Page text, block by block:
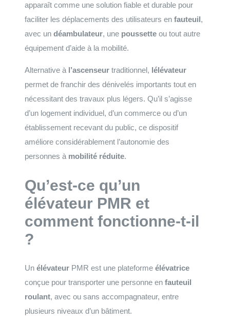
apparaît comme une solution fiable et durable pour
faciliter les déplacements des utilisateurs en fauteuil,
avec un déambulateur, une poussette ou tout autre
équipement d’aide à la mobilité.
Alternative à l’ascenseur traditionnel, lélévateur
permet de franchir des dénivelés importants tout en
nécessitant des travaux plus légers. Qu’il s’agisse
d’un logement individuel, d’un commerce ou d’un
établissement recevant du public, ce dispositif
améliore considérablement l’autonomie des
personnes à mobilité réduite.
Qu’est-ce qu’un
élévateur PMR et
comment fonctionne-t-il
?
Un élévateur PMR est une plateforme élévatrice
conçue pour transporter une personne en fauteuil
roulant, avec ou sans accompagnateur, entre
plusieurs niveaux d’un bâtiment.